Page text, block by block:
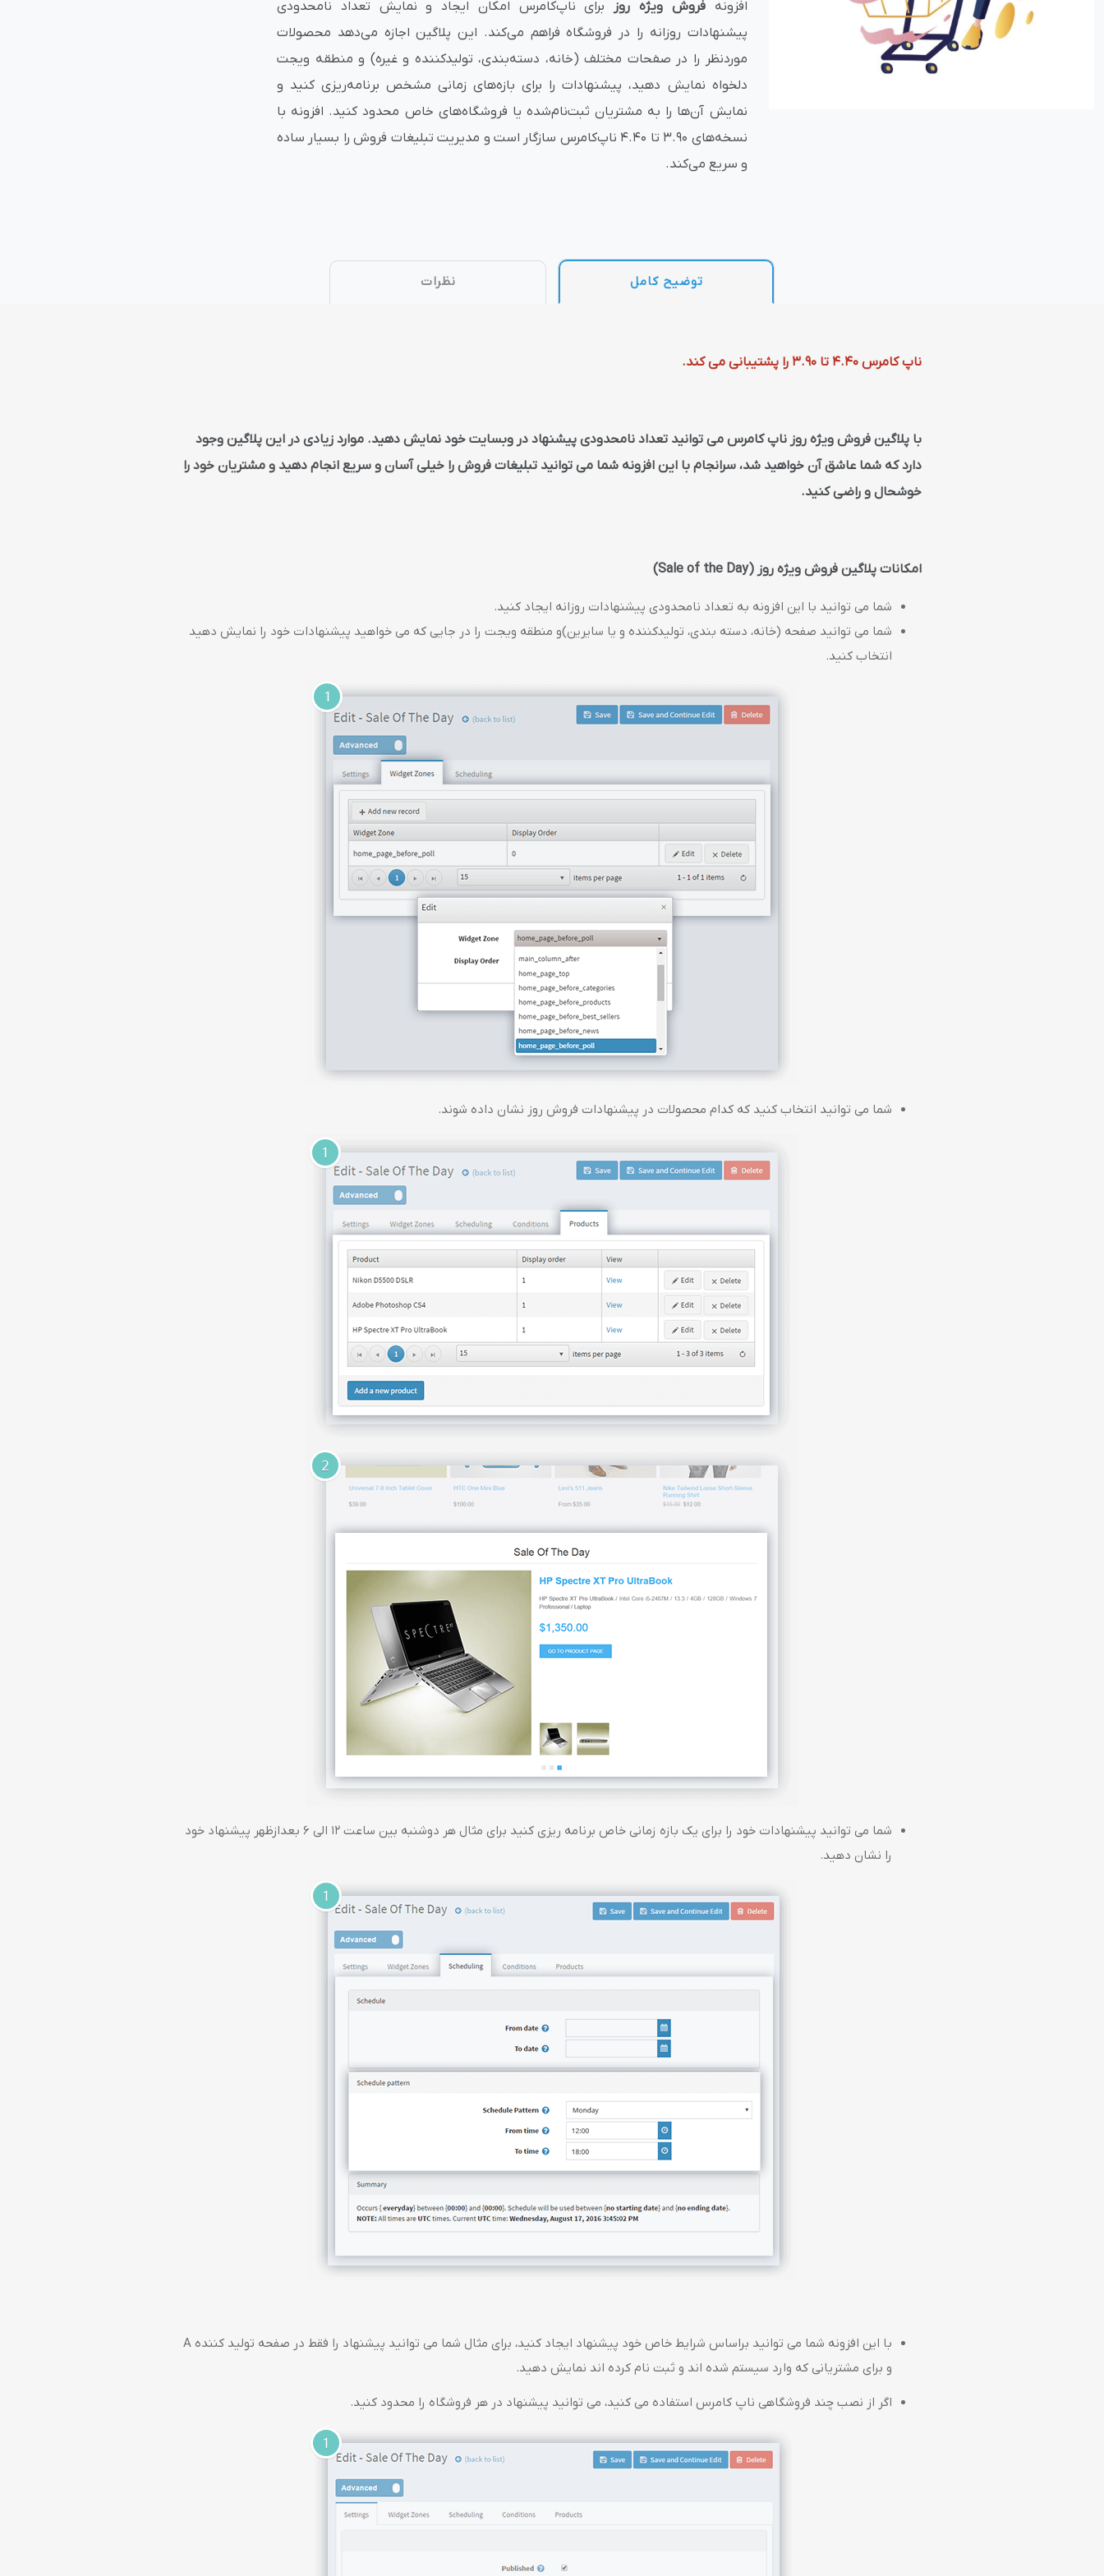
بازاریابی و فروش هوش مصنوعی درگاه های پرداخت اینترنتی پلاگین های ارسال پیامک
پلاگین های ارسال و تحویل
افزونهفروش ویژه روز
برای ناپ‌کامرس امکان ایجاد و نمایش تعداد نامحدودی
پیشنهادات روزانه را در فروشگاه فراهم می‌کند. این پلاگین اجازه می‌دهد محصولات
موردنظر را در صفحات مختلف (خانه، دسته‌بندی، تولیدکننده و غیره) و منطقه ویجت
دلخواه نمایش دهید، پیشنهادات را برای بازه‌های زمانی مشخص برنامه‌ریزی کنید و
نمایش آن‌ها را به مشتریان ثبت‌نام‌شده یا فروشگاه‌های خاص محدود کنید. افزونه با
نسخه‌های 3.90 تا 4.40 ناپ‌کامرس سازگار است و مدیریت تبلیغات فروش را بسیار ساده
و سریع می‌کند.
توضیح کامل نظرات
ناپ کامرس 4.40 تا 3.90 را پشتیبانی می کند.
با پلاگین فروش ویژه روز ناپ کامرس می توانید تعداد نامحدودی پیشنهاد در وبسایت خود نمایش دهید. موارد زیادی در این پلاگین وجود
دارد که شما عاشق آن خواهید شد، سرانجام با این افزونه شما می توانید تبلیغات فروش را خیلی آسان و سریع انجام دهید و مشتریان خود را
خوشحال و راضی کنید.
امکانات پلاگین فروش ویژه روز (Sale of the Day)
شما می توانید با این افزونه به تعداد نامحدودی پیشنهادات روزانه ایجاد کنید.
شما می توانید صفحه (خانه، دسته بندی، تولیدکننده و یا سایرین)و منطقه ویجت را در جایی که می خواهید پیشنهادات خود را نمایش دهید
انتخاب کنید.
شما می توانید انتخاب کنید که کدام محصولات در پیشنهادات فروش روز نشان داده شوند.
شما می توانید پیشنهادات خود را برای یک بازه زمانی خاص برنامه ریزی کنید برای مثال هر دوشنبه بین ساعت 12 الی 6 بعدازظهر پیشنهاد خود
را نشان دهید.
با این افزونه شما می توانید براساس شرایط خاص خود پیشنهاد ایجاد کنید، برای مثال شما می توانید پیشنهاد را فقط در صفحه تولید کننده A
و برای مشتریانی که وارد سیستم شده اند و ثبت نام کرده اند نمایش دهید.
اگر از نصب چند فروشگاهی ناپ کامرس استفاده می کنید، می توانید پیشنهاد در هر فروشگاه را محدود کنید.